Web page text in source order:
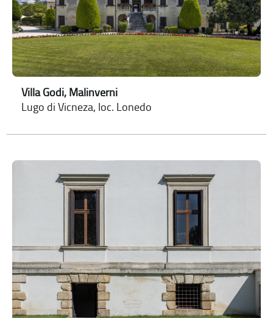
Villa Godi, Malinverni
Lugo di Vicneza, loc. Lonedo